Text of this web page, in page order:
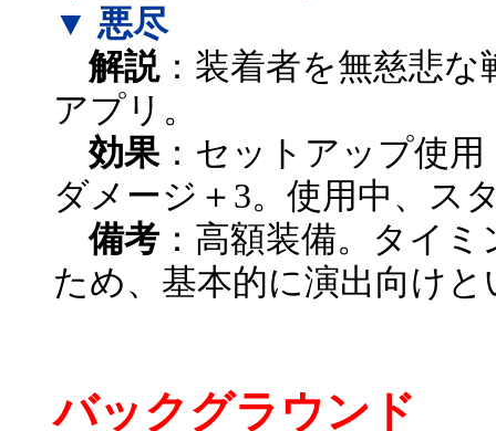
▼ 悪尽
解説：装着者を無慈悲
アプリ。
効果 ：セットアップ使
ダメージ＋3。使用中、ス
備考 ：高額装備。タイ
ため、基本的に演出向け
バックグラウンド